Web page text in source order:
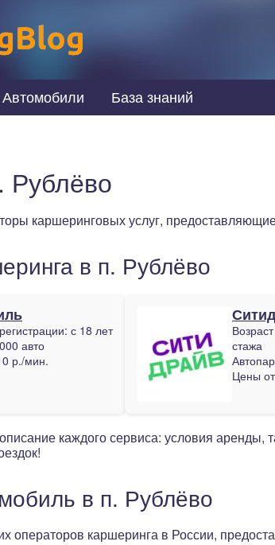
Автомобили База знаний
Рублёво
каршеринговых услуг,
в п. Рублёво
с 18 лет
авто
р./мин.
стажа
Цены
каждого сервиса: условия
в п. Рублёво
операторов каршеринга в России,